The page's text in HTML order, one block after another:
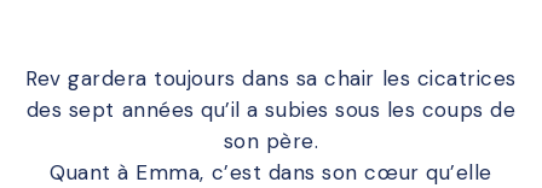
Rev gardera toujours dans sa chair les cicatrices
des sept années qu’il a subies sous les coups de
son père.
Quant à Emma, c’est dans son cœur qu’elle